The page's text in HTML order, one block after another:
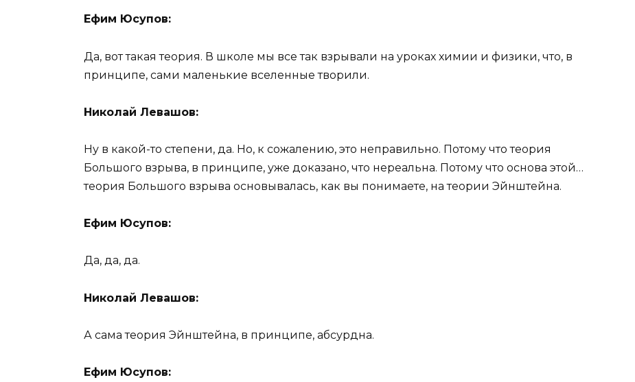
Ефим Юсупов:
Да, вот такая теория. В школе мы все так взрывали на уроках химии и физики, что, в
принципе, сами маленькие вселенные творили.
Николай Левашов:
Ну в какой-то степени, да. Но, к сожалению, это неправильно. Потому что теория
Большого взрыва, в принципе, уже доказано, что нереальна. Потому что основа этой…
теория Большого взрыва основывалась, как вы понимаете, на теории Эйнштейна.
Ефим Юсупов:
Да, да, да.
Николай Левашов:
А сама теория Эйнштейна, в принципе, абсурдна.
Ефим Юсупов: